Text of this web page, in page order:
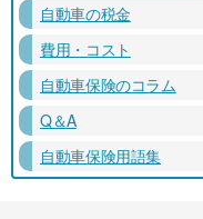
自動車の税金
費用・コスト
自動車保険のコラム
Q＆A
自動車保険用語集